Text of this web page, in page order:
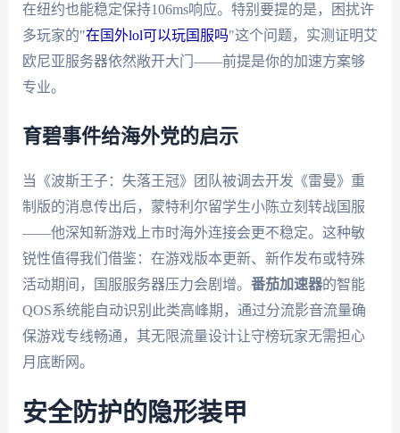
在纽约也能稳定保持106ms响应。特别要提的是，困扰许
多玩家的"在国外lol可以玩国服吗"这个问题，实测证明艾
欧尼亚服务器依然敞开大门——前提是你的加速方案够
专业。
育碧事件给海外党的启示
当《波斯王子：失落王冠》团队被调去开发《雷曼》重
制版的消息传出后，蒙特利尔留学生小陈立刻转战国服
——他深知新游戏上市时海外连接会更不稳定。这种敏
锐性值得我们借鉴：在游戏版本更新、新作发布或特殊
活动期间，国服服务器压力会剧增。 番茄加速器的智能
QOS系统能自动识别此类高峰期，通过分流影音流量确
保游戏专线畅通，其无限流量设计让守榜玩家无需担心
月底断网。
安全防护的隐形装甲